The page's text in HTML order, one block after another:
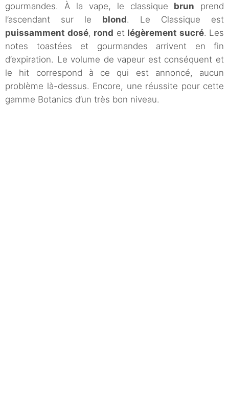
gourmandes. À la vape, le classique brun prend
l’ascendant sur le blond. Le Classique est
puissamment dosé, rond et légèrement sucré. Les
notes toastées et gourmandes arrivent en fin
d’expiration. Le volume de vapeur est conséquent et
le hit correspond à ce qui est annoncé, aucun
problème là-dessus. Encore, une réussite pour cette
gamme Botanics d’un très bon niveau.